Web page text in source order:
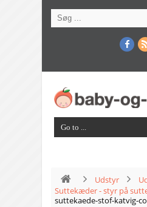
Udstyr
Suttekæder - styr på
suttekaede-stof-katvig-